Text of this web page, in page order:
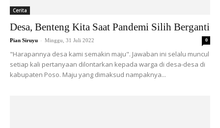
Cerita
Desa, Benteng Kita Saat Pandemi Silih Berganti
Pian Siruyu - Minggu, 31 Juli 2022 0
"Harapannya desa kami semakin maju". Jawaban ini selalu muncul
setiap kali pertanyaan dilontarkan kepada warga di desa-desa di
kabupaten Poso. Maju yang dimaksud nampaknya...